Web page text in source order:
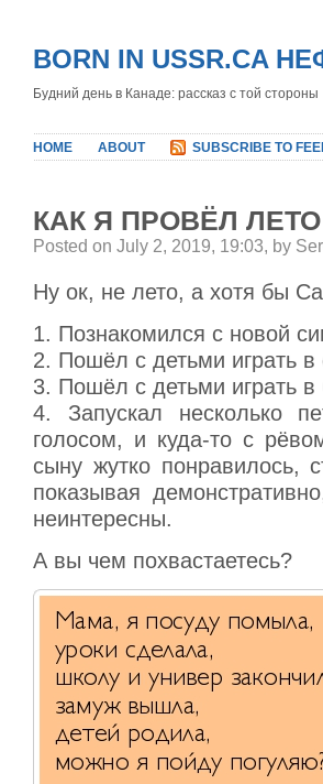
BORN IN USSR.CA
Будний день в Канаде: рассказ с той стороны
HOME ABOUT SUBSCRIBE TO
КАК Я ПРОВЁЛ ЛЕТО
Posted on July 2, 2019, 19:03, by
Ну ок, не лето, а хотя бы
1. Познакомился с новой
2. Пошёл с детьми играть в
3. Пошёл с детьми играть в
4. Запускал несколько
голосом, и куда-то с
сыну жутко понравилось,
показывая
неинтересны.
А вы чем похвастаетесь?